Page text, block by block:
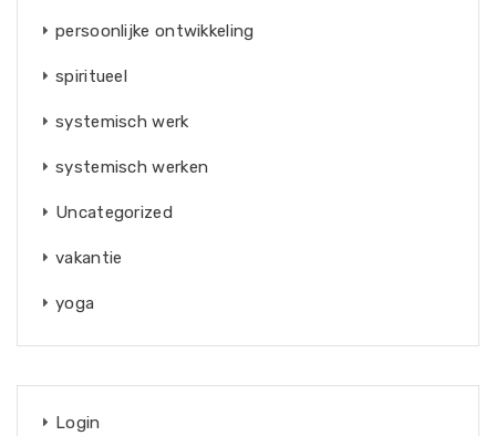
persoonlijke ontwikkeling
spiritueel
systemisch werk
systemisch werken
Uncategorized
vakantie
yoga
Login